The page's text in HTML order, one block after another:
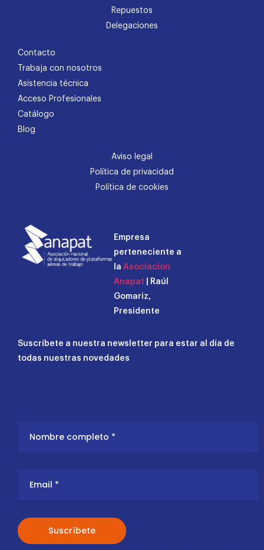
Repuestos
Delegaciones
Contacto
Trabaja con nosotros
Asistencia técnica
Acceso Profesionales
Catálogo
Blog
Aviso legal
Política de privacidad
Política de cookies
Empresa
perteneciente a
la Asociacion
Anapat | Raúl
Gomariz,
Presidente
Suscríbete a nuestra newsletter para estar al día de
todas nuestras novedades